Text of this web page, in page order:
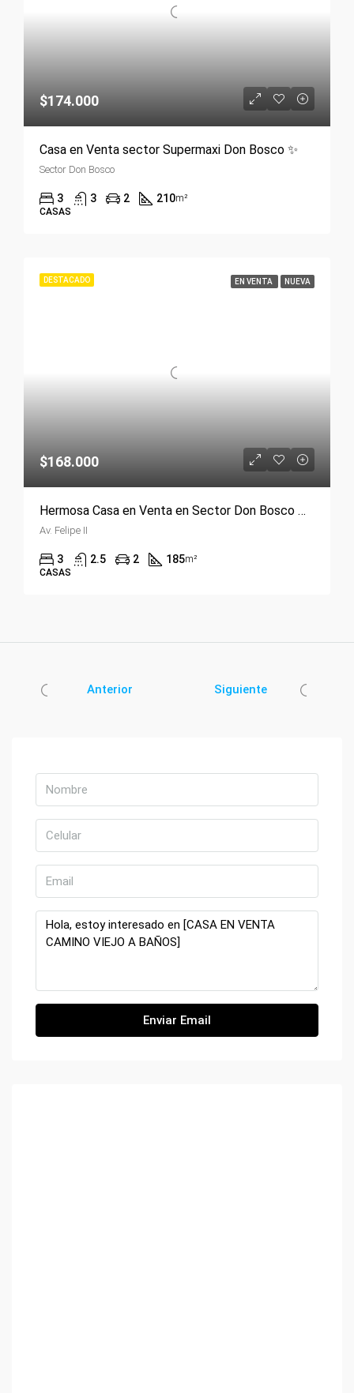
$174.000
Casa en Venta sector Supermaxi Don Bosco ✨
Sector Don Bosco
3 3 2 210m²
CASAS
DESTACADO EN VENTA NUEVA
$168.000
Hermosa Casa en Venta en Sector Don Bosco ✨ ✨
Av. Felipe II
3 2.5 2 185m²
CASAS
Anterior Siguiente
Enviar Email